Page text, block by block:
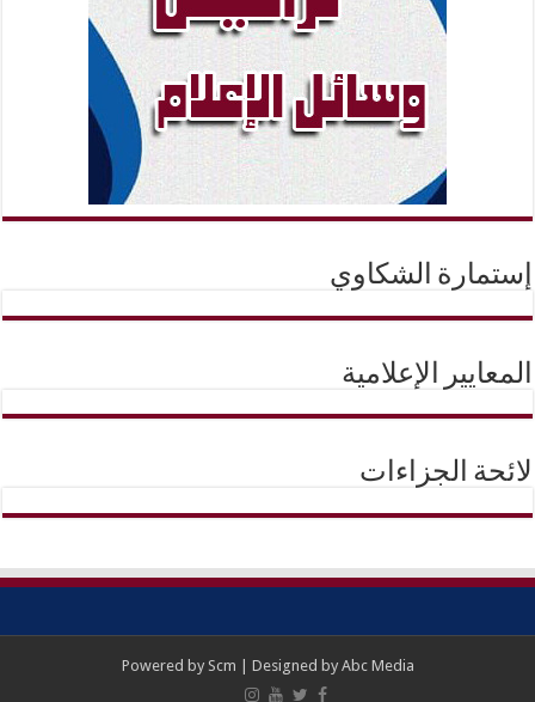
إستمارة الشكاوي
المعايير الإعلامية
لائحة الجزاءات
Powered by Scm | Designed by Abc Media